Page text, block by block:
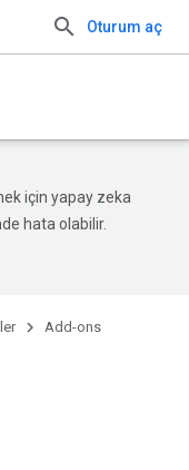
Oturum aç
için yapay zeka
hata olabilir.
Add-ons